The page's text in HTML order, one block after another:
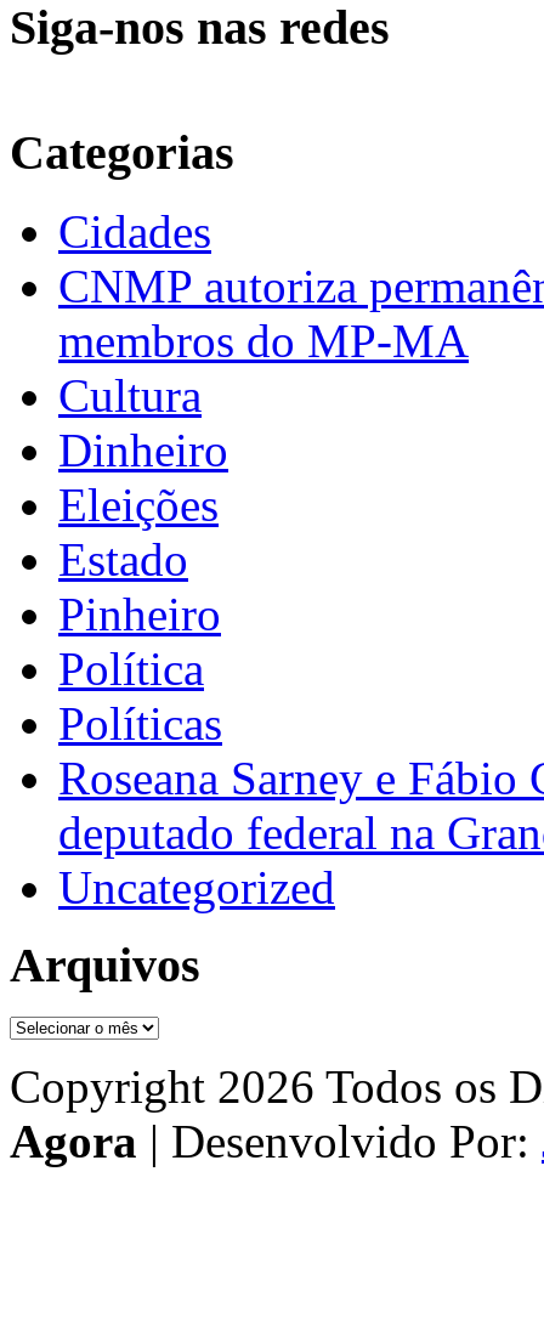
Siga-nos nas redes
Categorias
Cidades
CNMP autoriza
membros do MP-MA
Cultura
Dinheiro
Eleições
Estado
Pinheiro
Política
Políticas
Roseana Sarney e
deputado federal na
Uncategorized
Arquivos
Arquivos
Copyright 2026 Todos os
Agora | Desenvolvido Por: